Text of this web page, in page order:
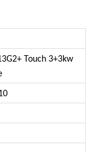
Touch 3+3kw